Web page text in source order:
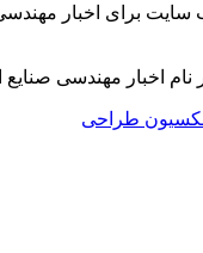
سایت برای اخبار
اخبار مهندسی صنایع
طراحی